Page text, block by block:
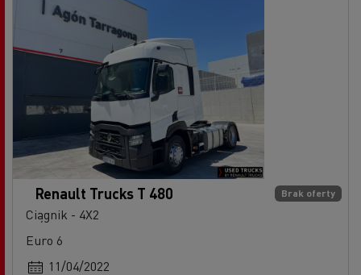
Brak oferty
Renault Trucks T 480
Ciągnik - 4X2
Euro 6
11/04/2022